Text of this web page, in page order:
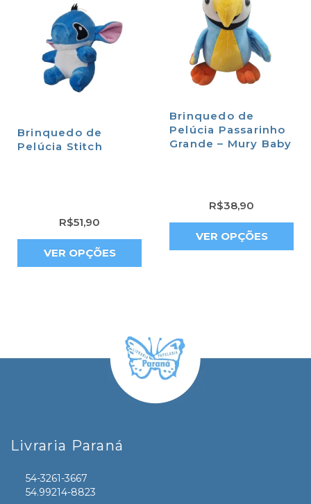
Brinquedo de
Pelúcia Passarinho
Grande – Mury Baby
R$38,90
VER OPÇÕES
Brinquedo de
Pelúcia Stitch
R$51,90
VER OPÇÕES
Livraria Paraná
54-3261-3667
54.99214-8823